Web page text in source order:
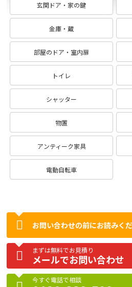
玄関ドア・家の鍵
金庫・蔵
部屋のドア・室内扉
トイレ
シャッター
物置
アンティーク家具
電動自転車
お問い合わせの前にお読みく
まずは無料でお見積り
メールでお問い合わせ
今すぐ電話で相談